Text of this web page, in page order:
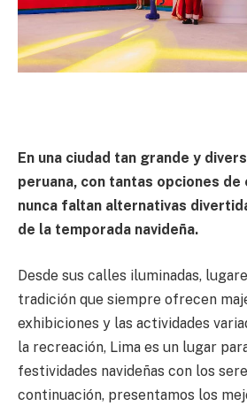
En una ciudad tan grande y
peruana, con tantas opciones
nunca faltan alternativas
de la temporada navideña.
Desde sus calles iluminadas,
tradición que siempre ofrecen
exhibiciones y las actividades
la recreación, Lima es un lugar
festividades navideñas con los
continuación, presentamos los